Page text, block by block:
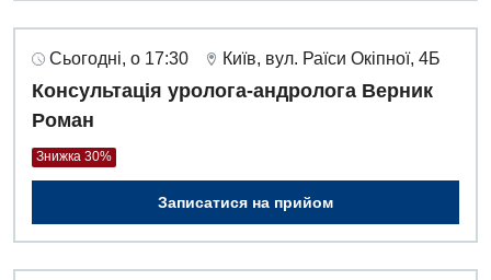
Сьогодні, о 17:30 Київ, вул. Раїси Окіпної, 4Б
Консультація уролога-андролога Верник
Роман
Знижка 30%
Записатися на прийом